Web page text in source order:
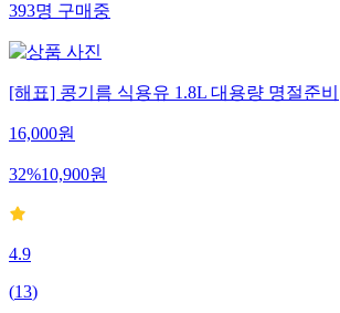
393명구매중
[해표] 콩기름 식용유 1.8L 대용량 명절준비
16,000원
32%10,900원
4.9
(13)